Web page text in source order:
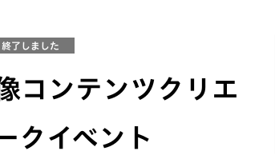
終了しました
コンテンツクリエ
クイベント